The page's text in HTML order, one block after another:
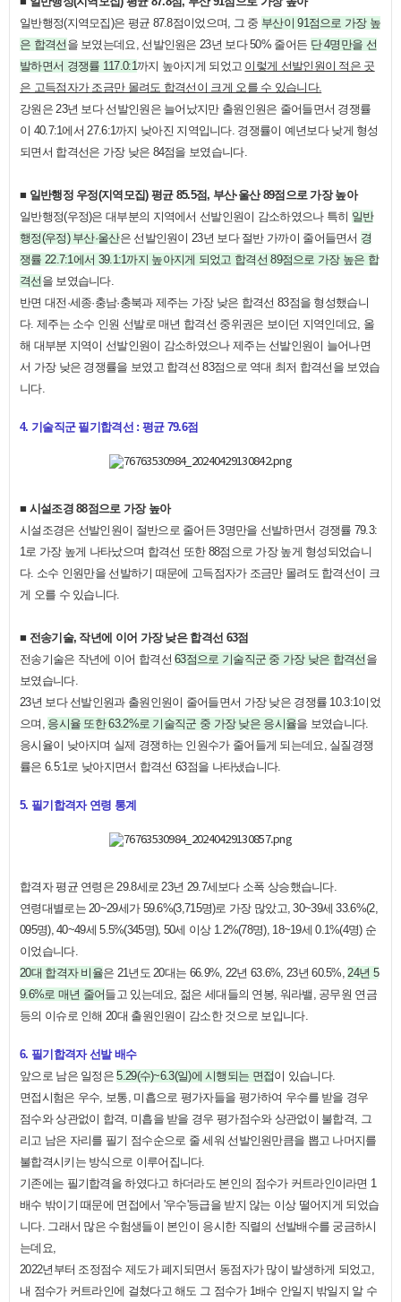
일반행정(지역모집)은 평균 87.8점이었으며, 그 중 부산이 91점으로 가장 높
은 합격선 을 보였는데요, 선발인원은 23년 보다 50% 줄어든 단 4명만을 선
발하면서 경쟁률 117.0:1 까지 높아지게 되었고 이렇게 선발인원이 적은 곳
은 고득점자가 조금만 몰려도 합격선이 크게 오를 수 있습니다.
강원은 23년 보다 선발인원은 늘어났지만 출원인원은 줄어들면서 경쟁률
이 40.7:1에서 27.6:1까지 낮아진 지역입니다. 경쟁률이 예년보다 낮게 형성
되면서 합격선은 가장 낮은 84점을 보였습니다.
■ 일반행정 우정(지역모집) 평균 85.5점, 부산·울산 89점으로 가장 높아
일반행정(우정)은 대부분의 지역에서 선발인원이 감소하였으나 특히 일반
행정(우정) 부산·울산은 선발인원이 23년 보다 절반 가까이 줄어들면서 경
쟁률 22.7:1에서 39.1:1까지 높아지게 되었고 합격선 89점으로 가장 높은 합
격선 을 보였습니다.
반면 대전·세종·충남·충북과 제주는 가장 낮은 합격선 83점을 형성했습니
다. 제주는 소수 인원 선발로 매년 합격선 중위권은 보이던 지역인데요, 올
해 대부분 지역이 선발인원이 감소하였으나 제주는 선발인원이 늘어나면
서 가장 낮은 경쟁률을 보였고 합격선 83점으로 역대 최저 합격선을 보였습
니다.
4. 기술직군 필기합격선 : 평균 79.6점
■ 시설조경 88점으로 가장 높아
시설조경은 선발인원이 절반으로 줄어든 3명만을 선발하면서 경쟁률 79.3:
1로 가장 높게 나타났으며 합격선 또한 88점으로 가장 높게 형성되었습니
다. 소수 인원만을 선발하기 때문에 고득점자가 조금만 몰려도 합격선이 크
게 오를 수 있습니다.
■ 전송기술, 작년에 이어 가장 낮은 합격선 63점
전송기술은 작년에 이어 합격선63점으로 기술직군 중 가장 낮은 합격선 을
보였습니다.
23년 보다 선발인원과 출원인원이 줄어들면서 가장 낮은 경쟁률 10.3:1이었
으며, 응시율 또한 63.2%로 기술직군 중 가장 낮은 응시율을 보였습니다.
응시율이 낮아지며 실제 경쟁하는 인원수가 줄어들게 되는데요, 실질경쟁
률은 6.5:1로 낮아지면서 합격선 63점을 나타냈습니다.
5. 필기합격자 연령 통계
합격자 평균 연령은 29.8세로 23년 29.7세보다 소폭 상승했습니다.
연령대별로는 20~29세가 59.6%(3,715명)로 가장 많았고, 30~39세 33.6%(2,
095명), 40~49세 5.5%(345명), 50세 이상 1.2%(78명), 18~19세 0.1%(4명) 순
이었습니다.
20대 합격자 비율은 21년도 20대는 66.9%, 22년 63.6%, 23년 60.5%, 24년 5
9.6%로 매년 줄어들고 있는데요, 젊은 세대들의 연봉, 워라밸, 공무원 연금
등의 이슈로 인해 20대 출원인원이 감소한 것으로 보입니다.
6. 필기합격자 선발 배수
앞으로 남은 일정은5.29(수)~6.3(일)에 시행되는 면접이 있습니다.
면접시험은 우수, 보통, 미흡으로 평가자들을 평가하여 우수를 받을 경우
점수와 상관없이 합격, 미흡을 받을 경우 평가점수와 상관없이 불합격, 그
리고 남은 자리를 필기 점수순으로 줄 세워 선발인원만큼을 뽑고 나머지를
불합격시키는 방식으로 이루어집니다.
기존에는 필기합격을 하였다고 하더라도 본인의 점수가 커트라인이라면 1
배수 밖이기 때문에 면접에서 '우수'등급을 받지 않는 이상 떨어지게 되었습
니다. 그래서 많은 수험생들이 본인이 응시한 직렬의 선발배수를 궁금하시
는데요,
2022년부터 조정점수 제도가 폐지되면서 동점자가 많이 발생하게 되었고,
내 점수가 커트라인에 걸쳤다고 해도 그 점수가 1배수 안일지 밖일지 알 수